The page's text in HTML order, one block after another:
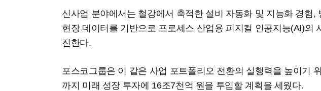
신사업 분야에서는 철강에서 축적한 설비 자동화 및 지능화 경험,
현장 데이터를 기반으로 프로세스 산업용 피지컬 인공지능(AI)의
진한다.
포스코그룹은 이 같은 사업 포트폴리오 전환의 실행력을 높이기
까지 미래 성장 투자에 16조7천억 원을 투입할 계획을 세웠다.